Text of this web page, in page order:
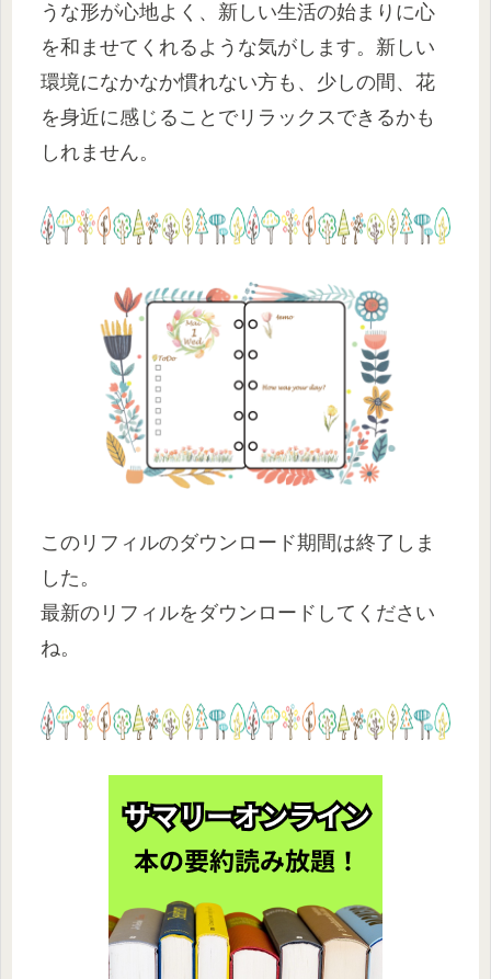
うな形が心地よく、新しい生活の始まりに心
を和ませてくれるような気がします。新しい
環境になかなか慣れない方も、少しの間、花
を身近に感じることでリラックスできるかも
しれません。
このリフィルのダウンロード期間は終了しま
した。
最新のリフィルをダウンロードしてください
ね。